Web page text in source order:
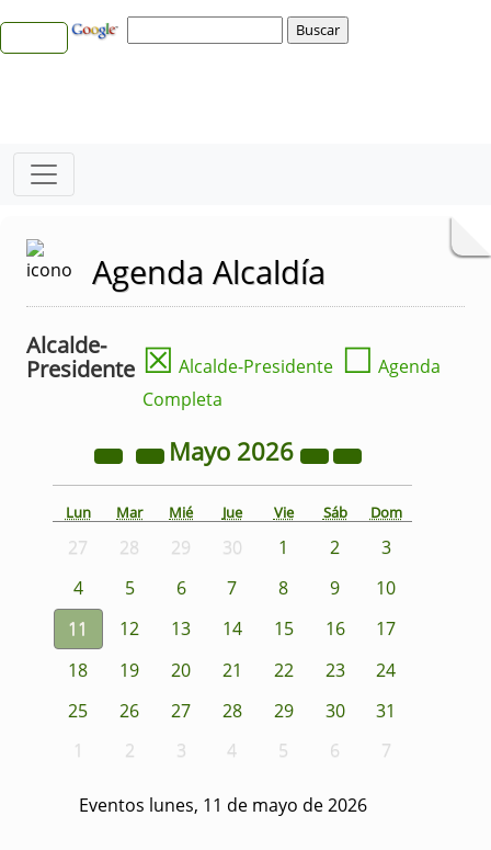
Agenda Alcaldía
Alcalde-
Presidente ☒ Alcalde-Presidente ☐ Agenda
Completa
Mayo 2026
Lun Mar Mié Jue Vie Sáb Dom
27 28 29 30 1 2
3
4
5 6 7 8 9
10
11
12 13 14 15 16
17
18
19 20 21 22 23
24
25
26 27 28 29 30
31
1
2 3 4 5 6 7
Eventos lunes, 11 de mayo de 2026